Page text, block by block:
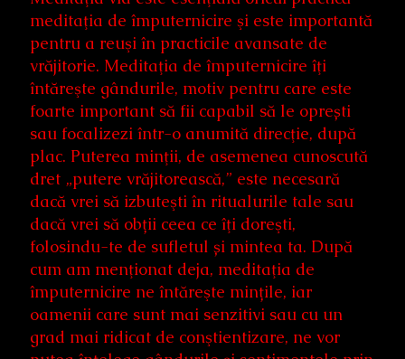
meditaţia de împuternicire şi este importantă
pentru a reuşi în practicile avansate de
vrăjitorie. Meditaţia de împuternicire îţi
întăreşte gândurile, motiv pentru care este
foarte important să fii capabil să le oprești
sau focalizezi într-o anumită direcţie, după
plac. Puterea minţii, de asemenea cunoscută
dret „putere vrăjitorească,” este necesară
dacă vrei să izbuteşti în ritualurile tale sau
dacă vrei să obții ceea ce îţi doreşti,
folosindu-te de sufletul și mintea ta. După
cum am menţionat deja, meditaţia de
împuternicire ne întăreşte mințile, iar
oamenii care sunt mai senzitivi sau cu un
grad mai ridicat de conştientizare, ne vor